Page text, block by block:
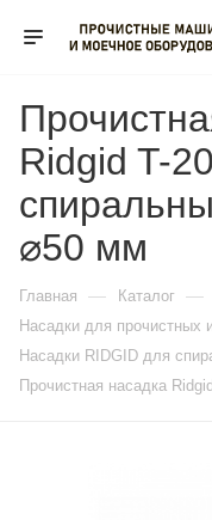
Ridgid T-
⌀50 мм
Главная — Каталог —
Насадки для
Насадки RIDGID для
Прочистная насадка